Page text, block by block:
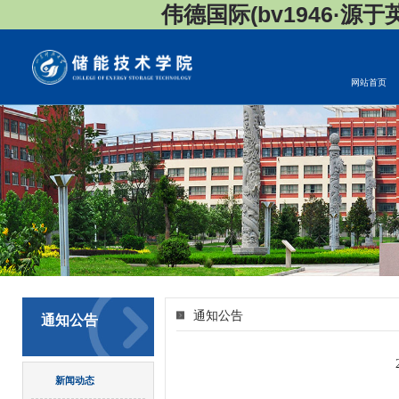
伟德国际(bv1946·源
网站首页
通知公告
新闻动态
通知公告